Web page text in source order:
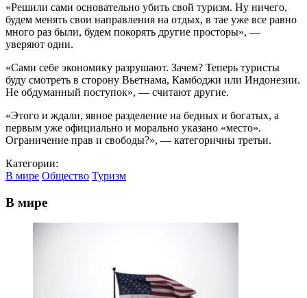
«Решили сами основательно убить свой туризм. Ну ничего,
будем менять свои направления на отдых, в тае уже все равно
много раз были, будем покорять другие просторы», —
уверяют одни.
«Сами себе экономику разрушают. Зачем? Теперь туристы
буду смотреть в сторону Вьетнама, Камбоджи или Индонезии.
Не обдуманный поступок», — считают другие.
«Этого и ждали, явное разделение на бедных и богатых, а
первым уже официально и морально указано «место».
Ограничение прав и свободы?», — категоричны третьи.
Категории:
В мире Общество Туризм
В мире